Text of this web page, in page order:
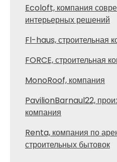
Ecoloft, компания
интерьерных решений
Fl-haus, строительная
FORCE, строительная
MonoRoof, компания
PavilionBarnaul22,
компания
Renta, компания по
строительных бытовок